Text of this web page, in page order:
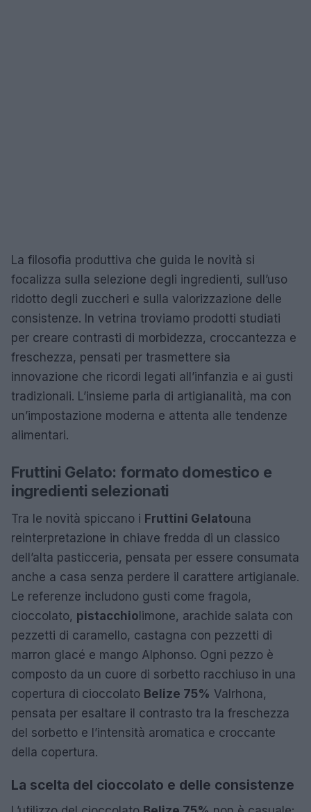
La filosofia produttiva che guida le novità si
focalizza sulla selezione degli ingredienti, sull’uso
ridotto degli zuccheri e sulla valorizzazione delle
consistenze. In vetrina troviamo prodotti studiati
per creare contrasti di morbidezza, croccantezza e
freschezza, pensati per trasmettere sia
innovazione che ricordi legati all’infanzia e ai gusti
tradizionali. L’insieme parla di artigianalità, ma con
un’impostazione moderna e attenta alle tendenze
alimentari.
Fruttini Gelato: formato domestico e
ingredienti selezionati
Tra le novità spiccano i Fruttini Gelatouna
reinterpretazione in chiave fredda di un classico
dell’alta pasticceria, pensata per essere consumata
anche a casa senza perdere il carattere artigianale.
Le referenze includono gusti come fragola,
cioccolato, pistacchio limone, arachide salata con
pezzetti di caramello, castagna con pezzetti di
marron glacé e mango Alphonso. Ogni pezzo è
composto da un cuore di sorbetto racchiuso in una
copertura di cioccolato Belize 75% Valrhona,
pensata per esaltare il contrasto tra la freschezza
del sorbetto e l’intensità aromatica e croccante
della copertura.
La scelta del cioccolato e delle consistenze